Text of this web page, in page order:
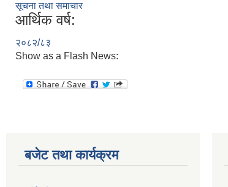
सूचना तथा समाचार
आर्थिक वर्ष:
२०८२/८३
Show as a Flash News:
बजेट तथा कार्यक्रम